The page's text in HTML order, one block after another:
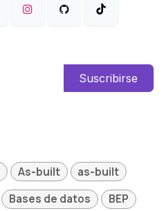
Suscribirse
As-built
as-built
Bases de datos
BEP